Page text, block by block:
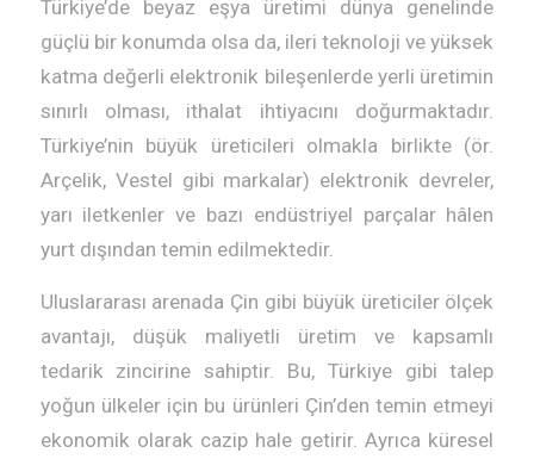
Türkiye’de beyaz eşya üretimi dünya genelinde
güçlü bir konumda olsa da, ileri teknoloji ve yüksek
katma değerli elektronik bileşenlerde yerli üretimin
sınırlı olması, ithalat ihtiyacını doğurmaktadır.
Türkiye’nin büyük üreticileri olmakla birlikte (ör.
Arçelik, Vestel gibi markalar) elektronik devreler,
yarı iletkenler ve bazı endüstriyel parçalar hâlen
yurt dışından temin edilmektedir.
Uluslararası arenada Çin gibi büyük üreticiler ölçek
avantajı, düşük maliyetli üretim ve kapsamlı
tedarik zincirine sahiptir. Bu, Türkiye gibi talep
yoğun ülkeler için bu ürünleri Çin’den temin etmeyi
ekonomik olarak cazip hale getirir. Ayrıca küresel